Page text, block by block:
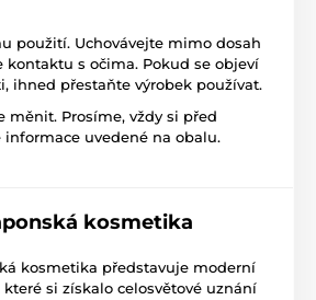
použití. Uchovávejte mimo dosah
kontaktu s očima. Pokud se objeví
ihned přestaňte výrobek používat.
měnit. Prosíme, vždy si před
uvedené na obalu.
kosmetika
kosmetika představuje moderní
si získalo celosvětové uznání